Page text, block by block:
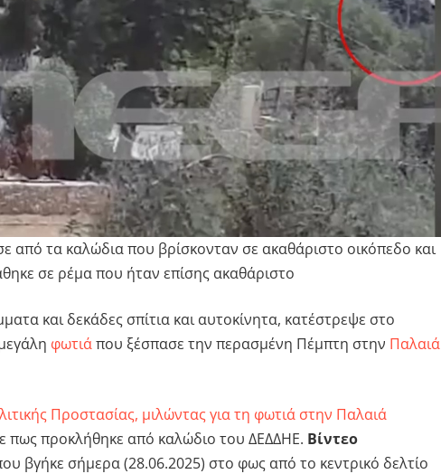
από τα καλώδια που βρίσκονταν σε ακαθάριστο οικόπεδο και
σε ρέμα που ήταν επίσης ακαθάριστο
και δεκάδες σπίτια και αυτοκίνητα, κατέστρεψε στο
φωτιάπου ξέσπασε την περασμένη Πέμπτη στην Παλαιά
Προστασίας, μιλώντας για τη φωτιά στην Παλαιά
πως προκλήθηκε από καλώδιο του ΔΕΔΔΗΕ. Βίντεο
βγήκε σήμερα (28.06.2025) στο φως από το κεντρικό δελτίο